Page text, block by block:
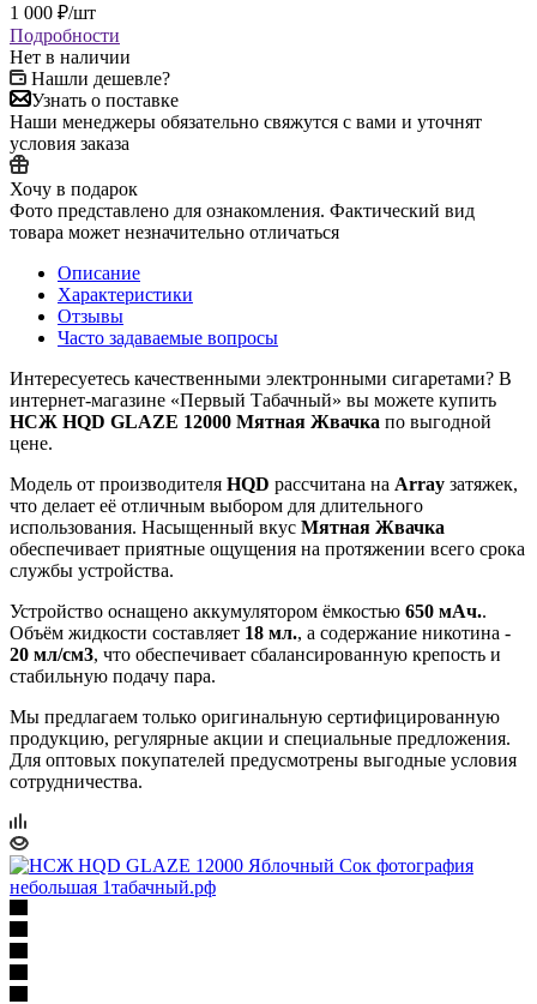
1 000 ₽/шт
Подробности
Нет в наличии
Нашли дешевле?
Узнать о поставке
Наши менеджеры обязательно свяжутся с вами и уточнят
условия заказа
Хочу в подарок
Фото представлено для ознакомления. Фактический вид
товара может незначительно отличаться
Описание
Характеристики
Отзывы
Часто задаваемые вопросы
Интересуетесь качественными электронными сигаретами? В
интернет‑магазине «Первый Табачный» вы можете купить
НСЖ HQD GLAZE 12000 Мятная Жвачка по выгодной
цене.
Модель от производителя HQD рассчитана на Array затяжек,
что делает её отличным выбором для длительного
использования. Насыщенный вкус Мятная Жвачка
обеспечивает приятные ощущения на протяжении всего срока
службы устройства.
Устройство оснащено аккумулятором ёмкостью 650 мАч..
Объём жидкости составляет 18 мл., а содержание никотина -
20 мл/см3, что обеспечивает сбалансированную крепость и
стабильную подачу пара.
Мы предлагаем только оригинальную сертифицированную
продукцию, регулярные акции и специальные предложения.
Для оптовых покупателей предусмотрены выгодные условия
сотрудничества.